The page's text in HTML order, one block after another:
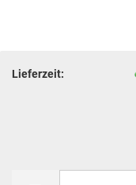
Lieferzeit: